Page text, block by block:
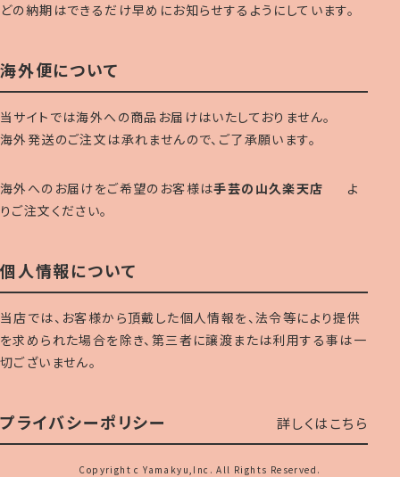
どの納期はできるだけ早めにお知らせするようにしています。
海外便について
当サイトでは海外への商品お届けはいたしておりません。
海外発送のご注文は承れませんので、ご了承願います。
海外へのお届けをご希望のお客様は手芸の山久楽天店
よ
りご注文ください。
個人情報について
当店では、お客様から頂戴した個人情報を、法令等により提供
を求められた場合を除き、第三者に譲渡または利用する事は一
切ございません。
プライバシーポリシー 詳しくはこちら
Copyright c Yamakyu,Inc. All Rights Reserved.